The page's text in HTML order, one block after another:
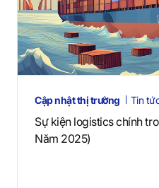
Cập nhật thị trường Tin
Sự kiện logistics chính
Năm 2025)